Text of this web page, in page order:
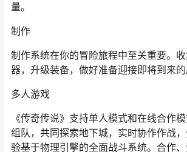
量。
制作
制作系统在你的冒险旅程中至关重要。
器，升级装备，做好准备迎接即将到来的
多人游戏
《传奇传说》支持单人模式和在线合作
组队，共同探索地下城，实时协作作战
验基于物理引擎的全面战斗系统。合作